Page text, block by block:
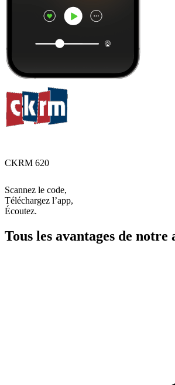
CKRM 620
Scannez le code,
Téléchargez l’app,
Écoutez.
Tous les avantages de